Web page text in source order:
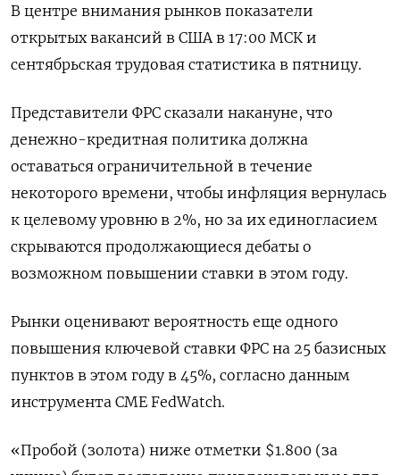
В центре внимания рынков показатели
открытых вакансий в США в 17:00 МСК и
сентябрьская трудовая статистика в пятницу.
Представители ФРС сказали накануне, что
денежно-кредитная политика должна
оставаться ограничительной в течение
некоторого времени, чтобы инфляция вернулась
к целевому уровню в 2%, но за их единогласием
скрываются продолжающиеся дебаты о
возможном повышении ставки в этом году.
Рынки оценивают вероятность еще одного
повышения ключевой ставки ФРС на 25 базисных
пунктов в этом году в 45%, согласно данным
инструмента CME FedWatch.
«Пробой (золота) ниже отметки $1.800 (за